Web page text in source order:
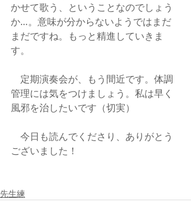
かせて歌う、ということなのでしょう
か…。意味が分からないようではまだ
まだですね。もっと精進していきま
す。
定期演奏会が、もう間近です。体調
管理には気をつけましょう。私は早く
風邪を治したいです（切実）
今日も読んでくださり、ありがとう
ございました！
先生練